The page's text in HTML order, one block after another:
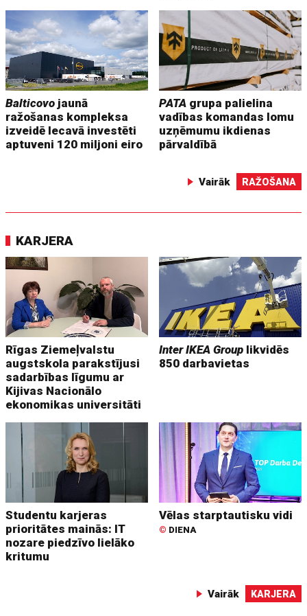
Balticovo jaunā
ražošanas kompleksa
izveidē Iecavā investēti
aptuveni 120 miljoni eiro
PATA grupa palielina
vadības komandas lomu
uzņēmumu ikdienas
pārvaldībā
Vairāk RAŽOŠANA
KARJERA
Rīgas Ziemeļvalstu
augstskola parakstījusi
sadarbības līgumu ar
Kijivas Nacionālo
ekonomikas universitāti
Inter IKEA Group likvidēs
850 darbavietas
Studentu karjeras
prioritātes mainās: IT
nozare piedzīvo lielāko
kritumu
Vēlas starptautisku vidi
© DIENA
Vairāk KARJERA